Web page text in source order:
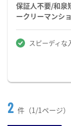
保証人不要/和泉
ークリーマンシ
スピーディな
2 件（1/1ページ）